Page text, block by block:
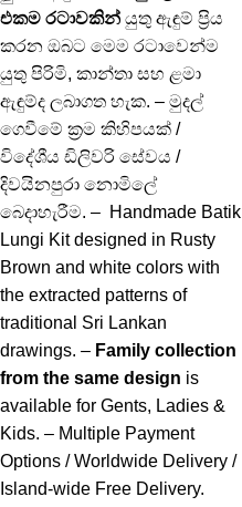
එකම රටාවකින් යුතු ඇඳුම් ප්‍රිය
කරන ඔබට මෙම රටාවෙන්ම
යුතු පිරිමි, කාන්තා සහ ළමා
ඇඳුම්ද ලබාගත හැක. – මුදල්
ගෙවීමේ ක්‍රම කිහිපයක් /
විදේශීය ඩිලිවරි සේවය /
දිවයිනපුරා නොමිලේ
බෙදාහැරීම. – Handmade Batik
Lungi Kit designed in Rusty
Brown and white colors with
the extracted patterns of
traditional Sri Lankan
drawings. – Family collection
from the same design is
available for Gents, Ladies &
Kids. – Multiple Payment
Options / Worldwide Delivery /
Island-wide Free Delivery.